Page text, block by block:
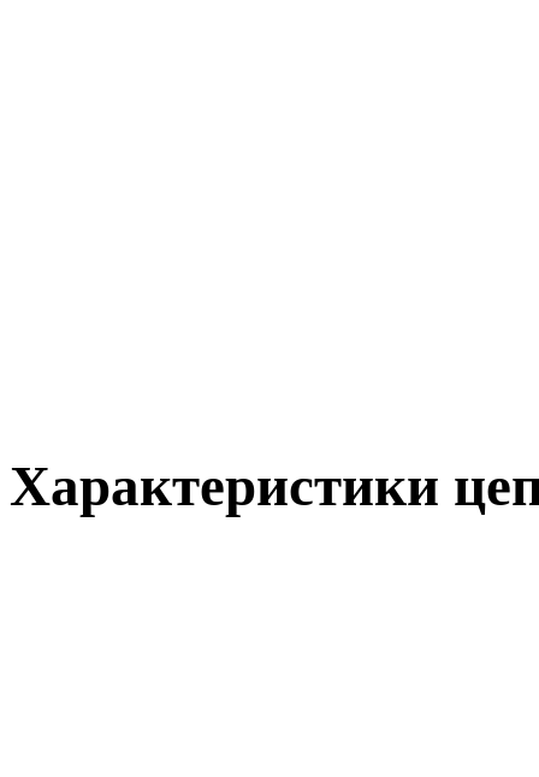
Характеристики